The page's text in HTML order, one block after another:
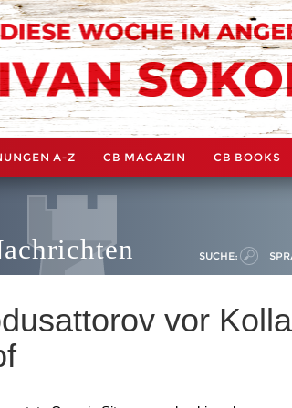
A-Z CB MAGAZIN CB BOOKS
SUCHE:
vor